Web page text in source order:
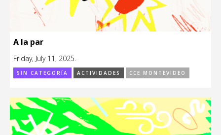
A la par
Friday, July 11, 2025.
SIN CATEGORÍA ACTIVIDADES CCE MONTEVIDEO